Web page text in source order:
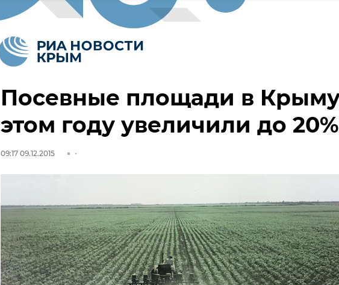
Посевные площади в
этом году увеличили до 20%
09:17 09.12.2015